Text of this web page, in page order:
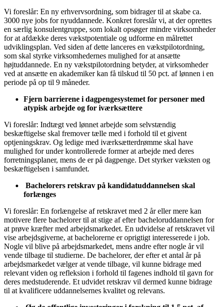
Vi foreslår: En ny erhvervsordning, som bidrager til at skabe ca.
3000 nye jobs for nyuddannede. Konkret foreslår vi, at der oprettes
en særlig konsulentgruppe, som lokalt opsøger mindre virksomheder
for at afdække deres vækstpotentiale og udforme en målrettet
udviklingsplan. Ved siden af dette lanceres en vækstpilotordning,
som skal styrke virksomhedernes mulighed for at ansætte
højtuddannede. En ny vækstpilotordning betyder, at virksomheder
ved at ansætte en akademiker kan få tilskud til 50 pct. af lønnen i en
periode på op til 9 måneder.
Fjern barrierene i dagpengesystemet for personer med
atypisk arbejde og for iværksættere
Vi foreslår: Indtægt ved lønnet arbejde som selvstændig
beskæftigelse skal fremover tælle med i forhold til et givent
optjeningskrav. Og ledige med iværksætterdrømme skal have
mulighed for under kontrollerede former at arbejde med deres
forretningsplaner, mens de er på dagpenge. Det styrker væksten og
beskæftigelsen i samfundet.
Bachelorers retskrav på kandidatuddannelsen skal
forlænges
Vi foreslår: En forlængelse af retskravet med 2 år eller mere kan
motivere flere bachelorer til at stige af efter bacheloruddannelsen for
at prøve kræfter med arbejdsmarkedet. En udvidelse af retskravet vil
vise arbejdsgiverne, at bachelorerne er oprigtigt interesserede i job.
Nogle vil blive på arbejdsmarkedet, mens andre efter nogle år vil
vende tilbage til studierne. De bachelorer, der efter et antal år på
arbejdsmarkedet vælger at vende tilbage, vil kunne bidrage med
relevant viden og refleksion i forhold til fagenes indhold til gavn for
deres medstuderende. Et udvidet retskrav vil dermed kunne bidrage
til at kvalificere uddannelsernes kvalitet og relevans.